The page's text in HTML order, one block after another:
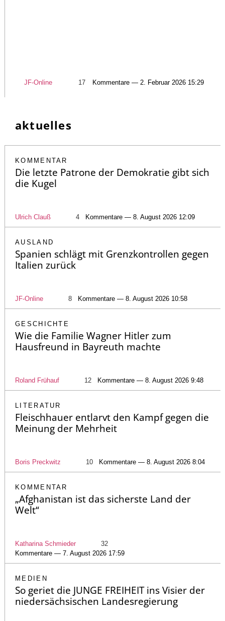
JF-Online 17 Kommentare — 2. Februar 2026 15:29
aktuelles
KOMMENTAR
Die letzte Patrone der Demokratie gibt sich
die Kugel
Ulrich Clauß 4 Kommentare — 8. August 2026 12:09
AUSLAND
Spanien schlägt mit Grenzkontrollen gegen
Italien zurück
JF-Online 8 Kommentare — 8. August 2026 10:58
GESCHICHTE
Wie die Familie Wagner Hitler zum
Hausfreund in Bayreuth machte
Roland Frühauf 12 Kommentare — 8. August 2026 9:48
LITERATUR
Fleischhauer entlarvt den Kampf gegen die
Meinung der Mehrheit
Boris Preckwitz 10 Kommentare — 8. August 2026 8:04
KOMMENTAR
„Afghanistan ist das sicherste Land der
Welt“
Katharina Schmieder
32
Kommentare — 7. August 2026 17:59
MEDIEN
So geriet die JUNGE FREIHEIT ins Visier der
niedersächsischen Landesregierung